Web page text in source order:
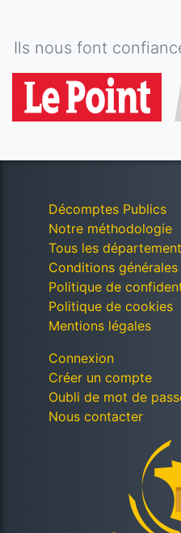
Ils nous font
Décomptes Publics
Notre méthodologie
Tous les
Conditions
Politique de
Politique de cookies
Mentions légales
Connexion
Créer un compte
Oubli de mot de
Nous contacter